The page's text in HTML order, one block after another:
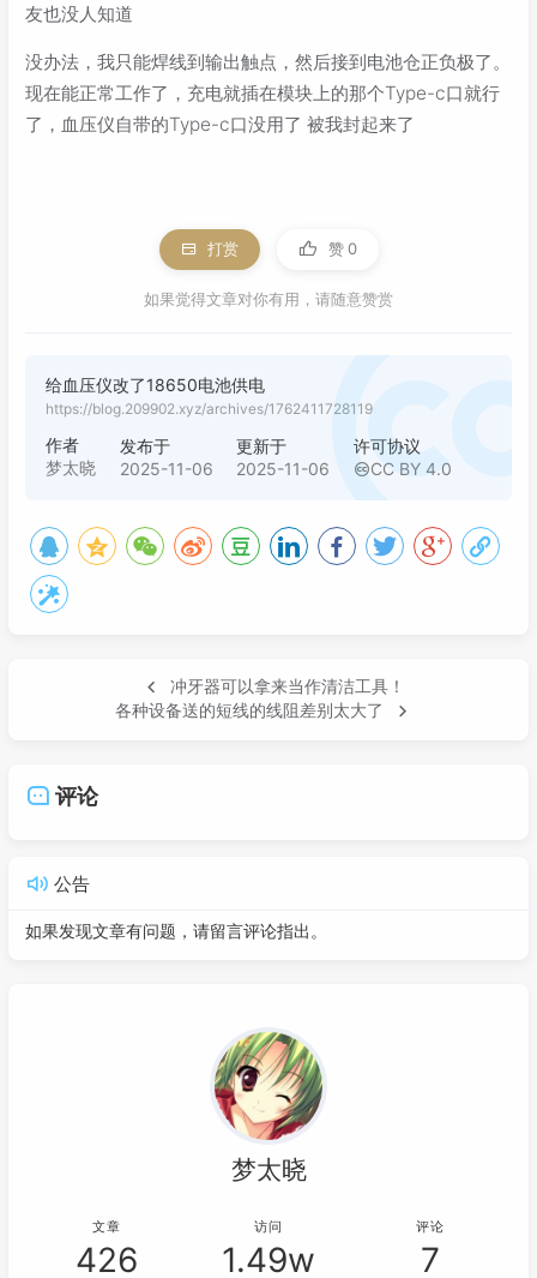
友也没人知道
没办法，我只能焊线到输出触点，然后接到电池仓正负极了。
现在能正常工作了，充电就插在模块上的那个Type-c口就行
了，血压仪自带的Type-c口没用了 被我封起来了
打赏 赞 0
如果觉得文章对你有用，请随意赞赏
给血压仪改了18650电池供电
https://blog.209902.xyz/archives/1762411728119
作者
梦太晓
发布于
2025-11-06
更新于
2025-11-06
许可协议
CC BY 4.0
冲牙器可以拿来当作清洁工具！
各种设备送的短线的线阻差别太大了
评论
公告
如果发现文章有问题，请留言评论指出。
梦太晓
文章
426
访问
1.49w
评论
7